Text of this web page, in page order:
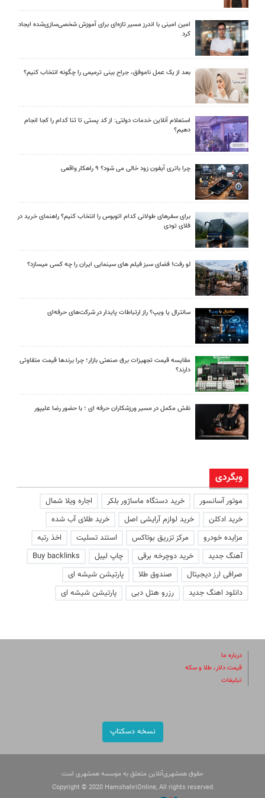
امین امینی با اندرز مسیر تازه‌ای برای آموزش شخصی‌سازی‌شده ایجاد
کرد
بعد از یک عمل ناموفق، جراح بینی ترمیمی را چگونه انتخاب کنیم؟
استعلام آنلاین خدمات دولتی: از کد پستی تا ثنا کدام را کجا انجام
دهیم؟
چرا باتری آیفون زود خالی می شود؟ ۹ راهکار واقعی
برای سفرهای طولانی کدام اتوبوس را انتخاب کنیم؟ راهنمای خرید در
فلای تودی
لو رفت! فضای سبز فیلم های سینمایی ایران را چه کسی میسازد؟
سانترال یا ویپ؟ راز ارتباطات پایدار در شرکت‌های حرفه‌ای
مقایسه قیمت تجهیزات برق صنعتی بازار؛ چرا برندها قیمت متفاوتی
دارند؟
نقش مکمل در مسیر ورزشکاران حرفه ای ؛ با حضور رضا علیپور
وبگردی
موتور آسانسور خرید دستگاه ماساژور بلکر
اجاره ویلا شمال
خرید ادکلن
خرید لوازم آرایشی اصل
خرید طلای آب شده
مزایده خودرو
مرکز تزریق بوتاکس استند تسلیت
اخذ رتبه
آهنگ جدید
خرید دوچرخه برقی چاپ لیبل
Buy backlinks
صرافی ارز دیجیتال
صندوق طلا
پارتیشن شیشه ای
دانلود اهنگ جدید
رزرو هتل دبی پارتیشن شیشه ای
درباره ما
قیمت دلار، طلا و سکه
تبلیغات
نسخه دسکتاپ
حقوق همشهری‌آنلاین متعلق به موسسه همشهری است
Copyright © 2020 HamshahriOnline, All rights reserved